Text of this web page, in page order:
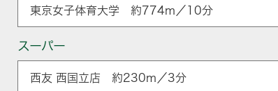
東京女子体育大学 約774m／10分
スーパー
西友 西国立店 約230m／3分